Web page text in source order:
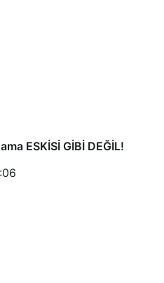
ESKİSİ GİBİ DEĞİL!